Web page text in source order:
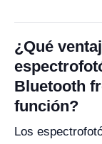
¿Qué
Bluetooth
función?
Los